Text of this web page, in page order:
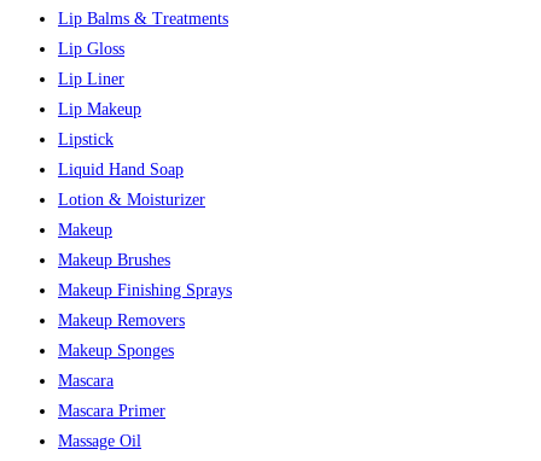
Lip Balms & Treatments
Lip Gloss
Lip Liner
Lip Makeup
Lipstick
Liquid Hand Soap
Lotion & Moisturizer
Makeup
Makeup Brushes
Makeup Finishing Sprays
Makeup Removers
Makeup Sponges
Mascara
Mascara Primer
Massage Oil